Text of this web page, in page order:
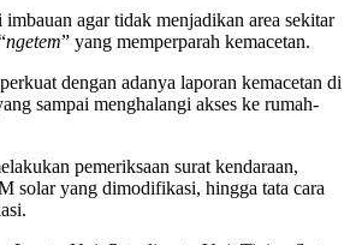
agar tidak menjadikan area sekitar
ngetem” yang memperparah kemacetan.
dengan adanya laporan kemacetan di
sampai menghalangi akses ke rumah-
pemeriksaan surat kendaraan,
solar yang dimodifikasi, hingga tata cara